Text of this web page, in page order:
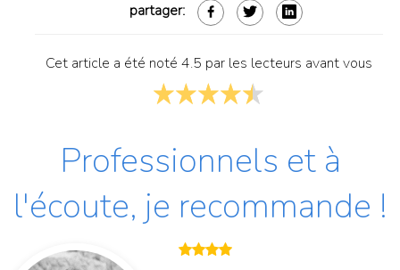
partager:
Cet article a été noté 4.5 par les lecteurs avant vous
Professionnels et à
l'écoute, je recommande !